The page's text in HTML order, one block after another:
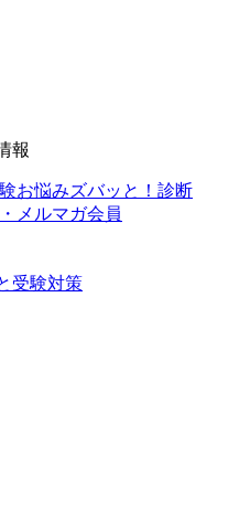
報
お悩みズバッと！診断
メルマガ会員
受験対策